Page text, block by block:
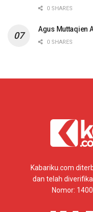
0 SHARES
Agus Muttaqien
0 SHARES
Kabariku.com
dan telah
Nomor: